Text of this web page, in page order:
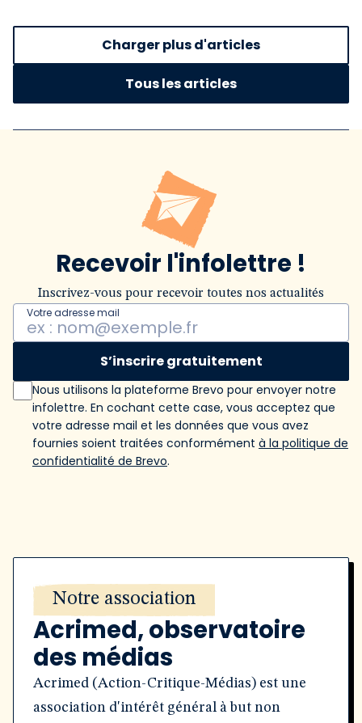
Charger plus d'articles
Tous les articles
Recevoir l'infolettre !
Inscrivez-vous pour recevoir toutes nos actualités
Votre adresse mail
S’inscrire gratuitement
Nous utilisons la plateforme Brevo pour envoyer notre
infolettre. En cochant cette case, vous acceptez que
votre adresse mail et les données que vous avez
fournies soient traitées conformément à la politique de
confidentialité de Brevo.
Notre association
Acrimed, observatoire
des médias
Acrimed (Action-Critique-Médias) est une
association d'intérêt général à but non